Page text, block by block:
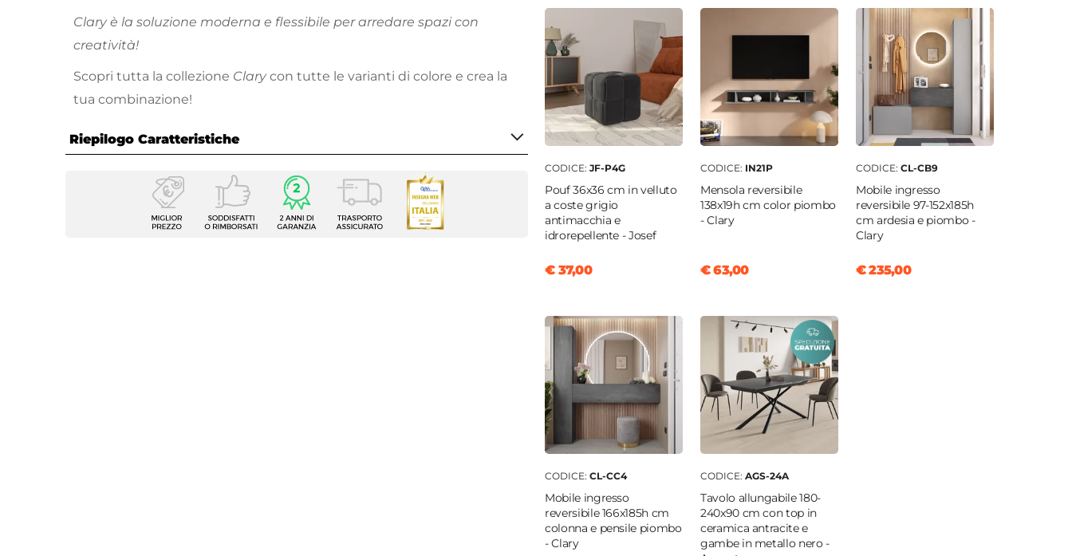
Clary è la soluzione moderna e flessibile per arredare spazi con
creatività!
Scopri tutta la collezione Clary con tutte le varianti di colore e crea la
tua combinazione!
Riepilogo Caratteristiche
Caratteristiche Generali
Parete attrezzata
Clary
CODICE: JF-P4G
Pouf 36x36 cm in velluto
a coste grigio
antimacchia e
idrorepellente - Josef
€ 37,00
CODICE: IN21P
Mensola reversibile
138x19h cm color piombo
- Clary
€ 63,00
CODICE: CL-CB9
Mobile ingresso
reversibile 97-152x185h
cm ardesia e piombo -
Clary
€ 235,00
CODICE: CL-CC4
Mobile ingresso
reversibile 166x185h cm
colonna e pensile piombo
- Clary
CODICE: AGS-24A
Tavolo allungabile 180-
240x90 cm con top in
ceramica antracite e
gambe in metallo nero -